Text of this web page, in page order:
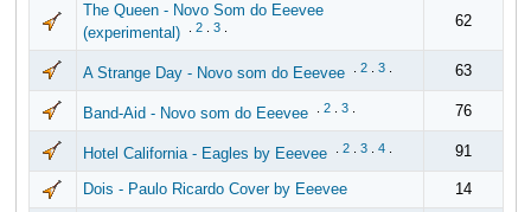
The Queen - Novo Som do Eeevee
(experimental)
2. 3. 62
A Strange Day - Novo som do Eeevee 2. 3. 63
Band-Aid - Novo som do Eeevee 2. 3. 76
Hotel California - Eagles by Eeevee 2. 3. 4. 91
Dois - Paulo Ricardo Cover by Eeevee 14